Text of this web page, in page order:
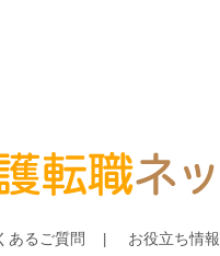
あるご質問 お役立ち情報